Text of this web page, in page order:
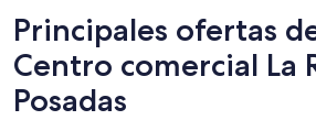
Principales ofertas
Centro comercial La
Posadas